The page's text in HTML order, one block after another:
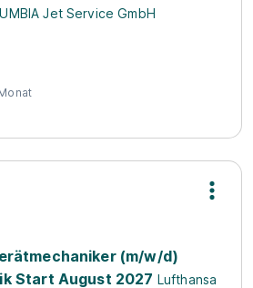
Jet Service GmbH
(m/w/d)
Start August 2027 Lufthansa